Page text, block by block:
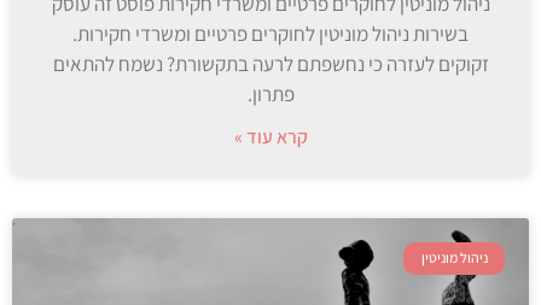
בשירות ניהול מוניטין לחוקרים פרטיים ומשרדי חקירות.
זקוקים לעזרה כי נחשפתם לרעה בתקשורת? נשמח להתאים
פתרון.
קרא עוד »
ניהול מוניטין